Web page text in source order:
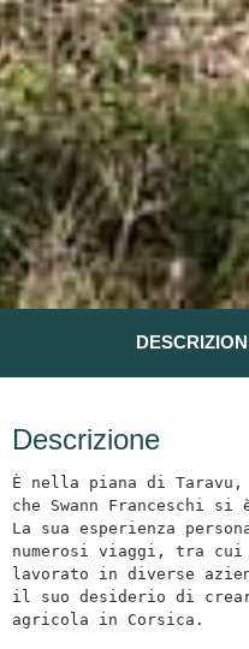
Descrizione
È nella piana di Taravu,
che Swann Franceschi
La sua esperienza
numerosi viaggi, tra cui
lavorato in diverse
il suo desiderio di
agricola in Corsica.